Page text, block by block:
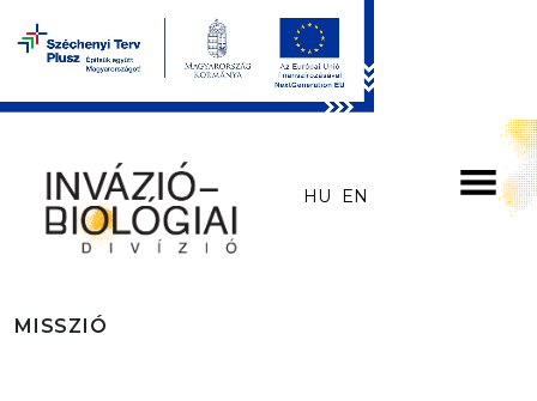
Skip to main content
HU EN
MISSZIÓ